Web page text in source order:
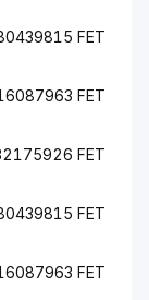
FET
FET
FET
FET
FET